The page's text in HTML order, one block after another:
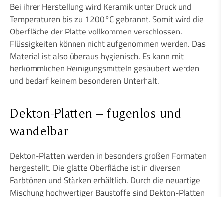
Bei ihrer Herstellung wird Keramik unter Druck und
Temperaturen bis zu 1200°C gebrannt. Somit wird die
Oberfläche der Platte vollkommen verschlossen.
Flüssigkeiten können nicht aufgenommen werden. Das
Material ist also überaus hygienisch. Es kann mit
herkömmlichen Reinigungsmitteln gesäubert werden
und bedarf keinem besonderen Unterhalt.
Dekton-Platten – fugenlos und
wandelbar
Dekton-Platten werden in besonders großen Formaten
hergestellt. Die glatte Oberfläche ist in diversen
Farbtönen und Stärken erhältlich. Durch die neuartige
Mischung hochwertiger Baustoffe sind Dekton-Platten